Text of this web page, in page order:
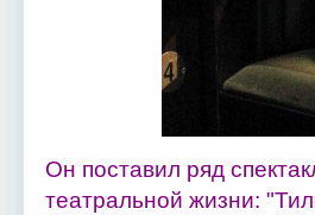
Он поставил ряд
театральной жизни: